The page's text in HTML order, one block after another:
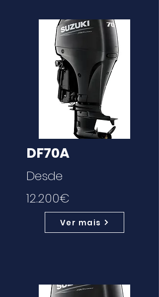
DF70A
Desde
12.200€
Ver mais